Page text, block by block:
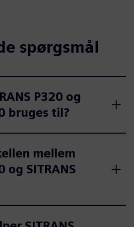
spørgsmål
P320 og
bruges til?
mellem
og SITRANS